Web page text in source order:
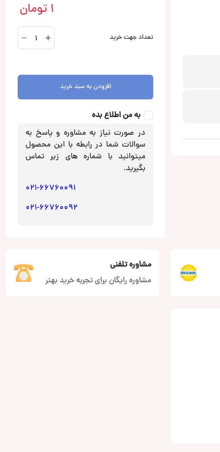
1 تومان
تعداد جهت خرید
XS-
FB162E
افزودن به سبد خرید
به من اطلاع بده
در صورت نیاز به مشاوره و پاسخ به
سوالات شما در رابطه با این محصول
میتوانید با شماره های زیر تماس
بگیرید.
021-66760091
021-66760092
مشاوره تلفنی
مشاوره رایگان برای تجربه خرید بهتر